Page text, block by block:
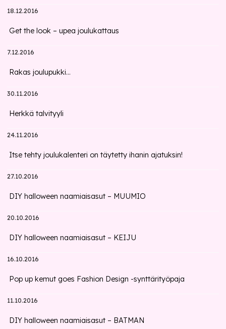
18.12.2016
Get the look – upea joulukattaus
7.12.2016
Rakas joulupukki...
30.11.2016
Herkkä talvityyli
24.11.2016
Itse tehty joulukalenteri on täytetty ihanin ajatuksin!
27.10.2016
DIY halloween naamiaisasut – MUUMIO
20.10.2016
DIY halloween naamiaisasut – KEIJU
16.10.2016
Pop up kemut goes Fashion Design -synttärityöpaja
11.10.2016
DIY halloween naamiaisasut – BATMAN